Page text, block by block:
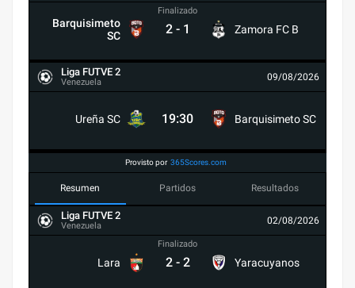
Barquisimeto
SC
Finalizado
2 - 1 Zamora FC B
Liga FUTVE 2
Venezuela 09/08/2026
Ureña SC 19:30 Barquisimeto SC
Provisto por 365Scores.com
Resumen Partidos Resultados
Liga FUTVE 2
Venezuela 02/08/2026
Lara
Finalizado
2 - 2 Yaracuyanos